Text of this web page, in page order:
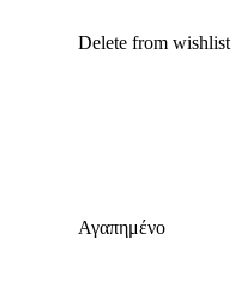
Delete from wishlist
Αγαπημένο